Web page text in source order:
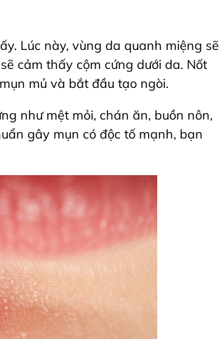
Lúc này, vùng da quanh miệng sẽ
cảm thấy cộm cứng dưới da. Nốt
mủ và bắt đầu tạo ngòi.
như mệt mỏi, chán ăn, buồn nôn,
gây mụn có độc tố mạnh, bạn